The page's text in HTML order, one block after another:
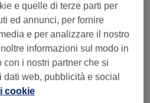
Filtra per valutazione
e quelle di terze parti per
ed annunci, per fornire
e per analizzare il nostro
informazioni sul modo in
i nostri partner che si
web, pubblicità e social
cookie